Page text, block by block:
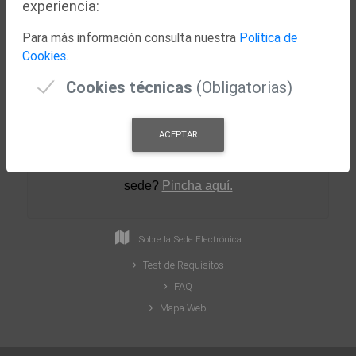
sede? Pincha aquí.
Sobre la Sede Electrónica
Test de Requisitos
FAQ
Mapa Web
experiencia:
Para más información consulta nuestra Política de
Cookies.
Cookies técnicas (Obligatorias)
ACEPTAR